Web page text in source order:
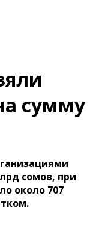
сумму
сомов, при
около 707